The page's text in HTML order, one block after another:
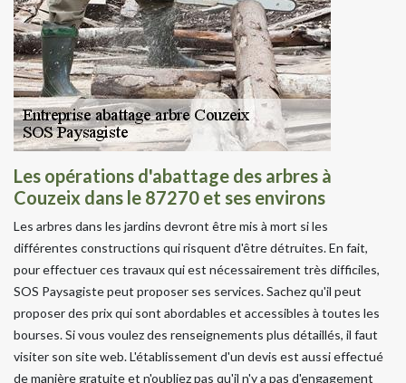
Les opérations d'abattage des arbres à
Couzeix dans le 87270 et ses environs
Les arbres dans les jardins devront être mis à mort si les
différentes constructions qui risquent d'être détruites. En fait,
pour effectuer ces travaux qui est nécessairement très difficiles,
SOS Paysagiste peut proposer ses services. Sachez qu'il peut
proposer des prix qui sont abordables et accessibles à toutes les
bourses. Si vous voulez des renseignements plus détaillés, il faut
visiter son site web. L'établissement d'un devis est aussi effectué
de manière gratuite et n'oubliez pas qu'il n'y a pas d'engagement